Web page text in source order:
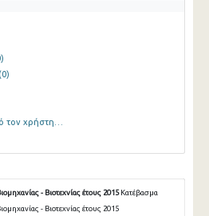
(0)
τον χρήστη…
- Βιοτεχνίας έτους 2015 Κατέβασμα
- Βιοτεχνίας έτους 2015